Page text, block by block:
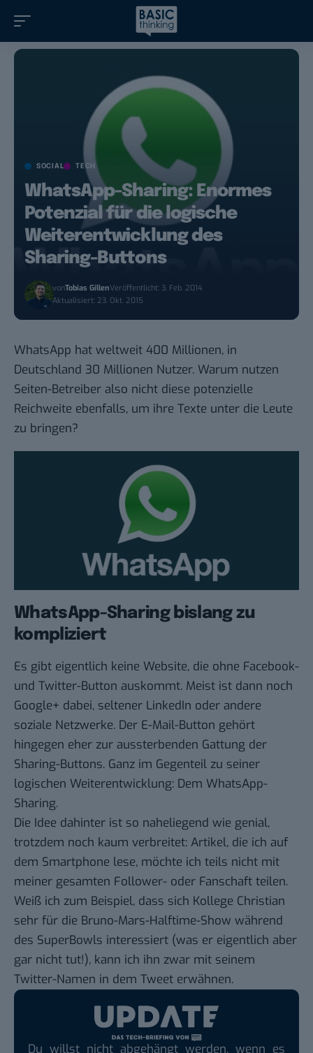
SOCIAL TECH
WhatsApp-Sharing: Enormes
Potenzial für die logische
Weiterentwicklung des
Sharing-Buttons
vonTobias GillenVeröffentlicht: 3. Feb. 2014
Aktualisiert: 23. Okt. 2015
WhatsApp hat weltweit 400 Millionen, in
Deutschland 30 Millionen Nutzer. Warum nutzen
Seiten-Betreiber also nicht diese potenzielle
Reichweite ebenfalls, um ihre Texte unter die Leute
zu bringen?
WhatsApp-Sharing bislang zu
kompliziert
Es gibt eigentlich keine Website, die ohne Facebook-
und Twitter-Button auskommt. Meist ist dann noch
Google+ dabei, seltener LinkedIn oder andere
soziale Netzwerke. Der E-Mail-Button gehört
hingegen eher zur aussterbenden Gattung der
Sharing-Buttons. Ganz im Gegenteil zu seiner
logischen Weiterentwicklung: Dem WhatsApp-
Sharing.
Die Idee dahinter ist so naheliegend wie genial,
trotzdem noch kaum verbreitet: Artikel, die ich auf
dem Smartphone lese, möchte ich teils nicht mit
meiner gesamten Follower- oder Fanschaft teilen.
Weiß ich zum Beispiel, dass sich Kollege Christian
sehr für die Bruno-Mars-Halftime-Show während
des SuperBowls interessiert (was er eigentlich aber
gar nicht tut!), kann ich ihn zwar mit seinem
Twitter-Namen in dem Tweet erwähnen.
Du willst nicht abgehängt werden, wenn es